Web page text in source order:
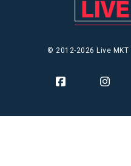
© 2012-2026 Live